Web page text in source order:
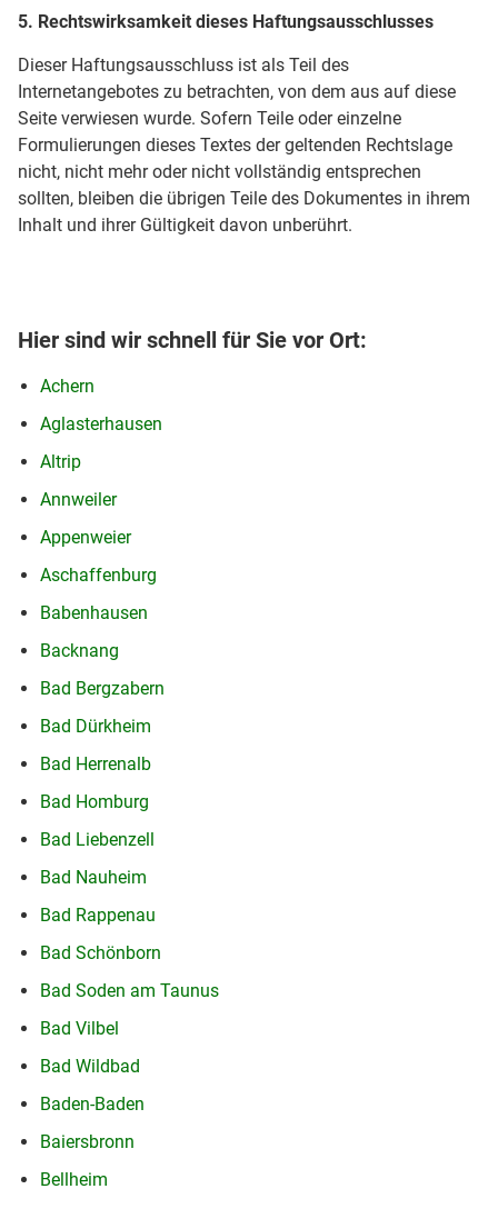
5. Rechtswirksamkeit dieses Haftungsausschlusses
Dieser Haftungsausschluss ist als Teil des
Internetangebotes zu betrachten, von dem aus auf diese
Seite verwiesen wurde. Sofern Teile oder einzelne
Formulierungen dieses Textes der geltenden Rechtslage
nicht, nicht mehr oder nicht vollständig entsprechen
sollten, bleiben die übrigen Teile des Dokumentes in ihrem
Inhalt und ihrer Gültigkeit davon unberührt.
Hier sind wir schnell für Sie vor Ort:
Achern
Aglasterhausen
Altrip
Annweiler
Appenweier
Aschaffenburg
Babenhausen
Backnang
Bad Bergzabern
Bad Dürkheim
Bad Herrenalb
Bad Homburg
Bad Liebenzell
Bad Nauheim
Bad Rappenau
Bad Schönborn
Bad Soden am Taunus
Bad Vilbel
Bad Wildbad
Baden-Baden
Baiersbronn
Bellheim